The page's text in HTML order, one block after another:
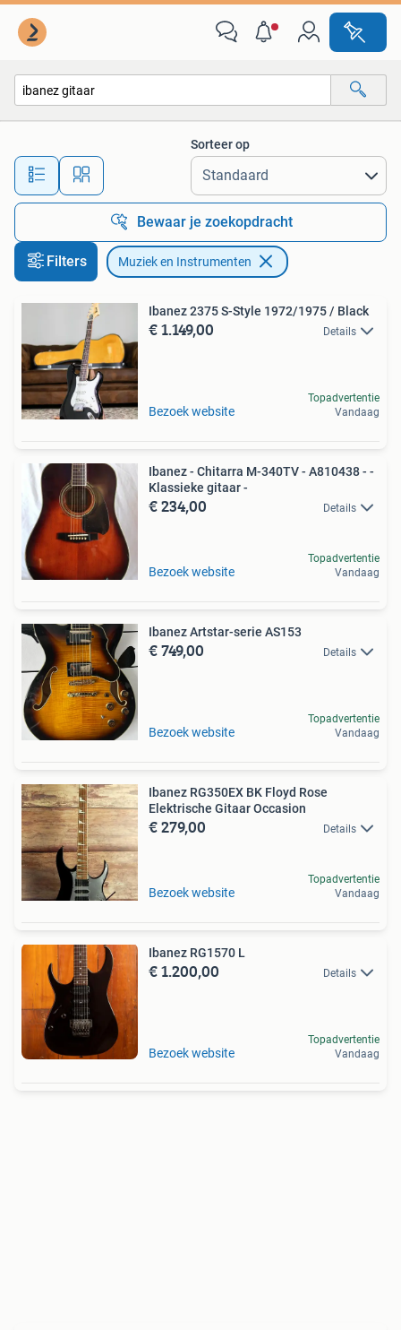
Alle afstanden…
Sorteer op
Bewaar je zoekopdracht
Filters Muziek en Instrumenten
Ibanez 2375 S-Style 1972/1975 / Black
€ 1.149,00 Details
Bezoek website
Topadvertentie
Vandaag
Ibanez - Chitarra M-340TV - A810438 - -
Klassieke gitaar -
€ 234,00 Details
Bezoek website
Topadvertentie
Vandaag
Ibanez Artstar-serie AS153
€ 749,00 Details
Bezoek website
Topadvertentie
Vandaag
Ibanez RG350EX BK Floyd Rose
Elektrische Gitaar Occasion
€ 279,00 Details
Bezoek website
Topadvertentie
Vandaag
Ibanez RG1570 L
€ 1.200,00 Details
Bezoek website
Topadvertentie
Vandaag